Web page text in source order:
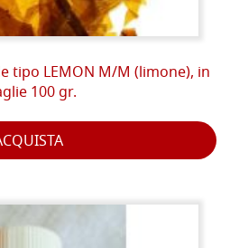
tipo LEMON M/M (limone), in
100 gr.